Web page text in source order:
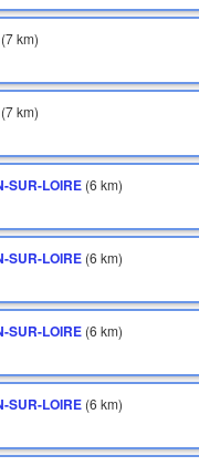
(7 km)
(7 km)
SUR-LOIRE(6 km)
SUR-LOIRE(6 km)
SUR-LOIRE(6 km)
SUR-LOIRE(6 km)